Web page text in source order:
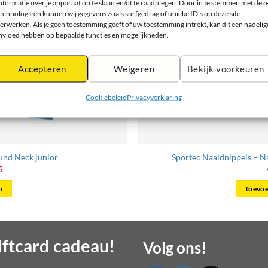
over je apparaat op te slaan en/of te raadplegen. Door in te stemmen met
kunnen wij gegevens zoals surfgedrag of unieke ID's op deze site
Als je geen toestemming geeft of uw toestemming intrekt, kan dit een
hebben op bepaalde functies en mogelijkheden.
Accepteren Weigeren Bekijk voorkeuren
CookiebeleidPrivacyverklaring
Neck junior
Huidige
€ 21,95.
Sportec Naaldnippels –
cadeau! Volg ons!